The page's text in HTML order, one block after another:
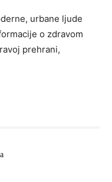
urbane ljude
o zdravom
prehrani,